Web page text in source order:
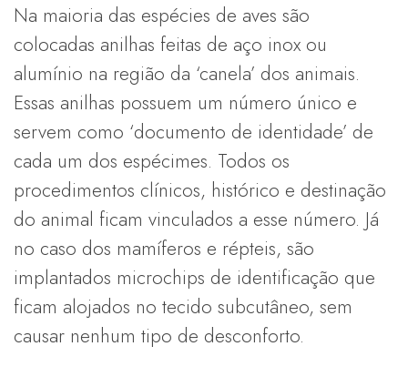
Na maioria das espécies de aves são
colocadas anilhas feitas de aço inox ou
alumínio na região da ‘canela’ dos animais.
Essas anilhas possuem um número único e
servem como ‘documento de identidade’ de
cada um dos espécimes. Todos os
procedimentos clínicos, histórico e destinação
do animal ficam vinculados a esse número. Já
no caso dos mamíferos e répteis, são
implantados microchips de identificação que
ficam alojados no tecido subcutâneo, sem
causar nenhum tipo de desconforto.